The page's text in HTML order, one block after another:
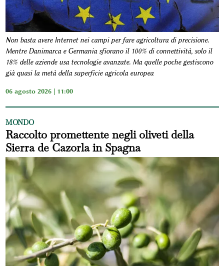
Non basta avere Internet nei campi per fare agricoltura di precisione.
Mentre Danimarca e Germania sfiorano il 100% di connettività, solo il
18% delle aziende usa tecnologie avanzate. Ma quelle poche gestiscono
già quasi la metà della superficie agricola europea
06 agosto 2026 | 11:00
MONDO
Raccolto promettente negli oliveti della
Sierra de Cazorla in Spagna